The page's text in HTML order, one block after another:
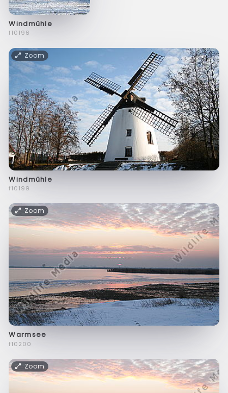
Windmühle
f10196
Zoom
Windmühle
f10199
Zoom
Warmsee
f10200
Zoom